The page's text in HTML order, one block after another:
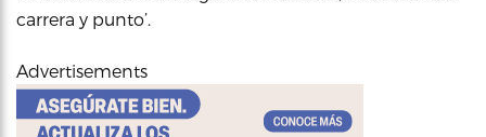
carrera y punto’.
Advertisements